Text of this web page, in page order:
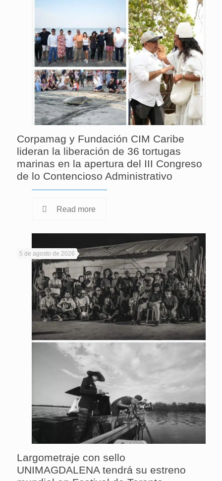
Corpamag y Fundación CIM Caribe
lideran la liberación de 36 tortugas
marinas en la apertura del III Congreso
de lo Contencioso Administrativo
Read more
5 de agosto de 2026
Largometraje con sello
UNIMAGDALENA tendrá su estreno